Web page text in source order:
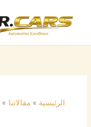
المحتوى
الرئيسية مقالاتنا